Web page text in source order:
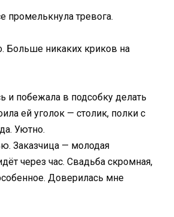
промелькнула тревога.
Больше никаких криков на
и побежала в подсобку делать
ей уголок — столик, полки с
Уютно.
Заказчица — молодая
через час. Свадьба скромная,
Доверилась мне